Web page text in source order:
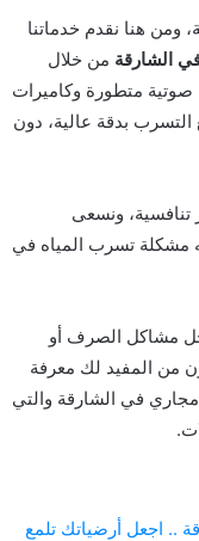
ومن هنا نقدم خدماتنا
الشارقة من خلال
متطورة وكاميرات
التسرب بدقة عالية، دون
ونسعى
مشكلة تسرب المياه في
مشاكل الصرف أو
من المفيد لك معرفة
في الشارقة والتي
.. اجعل أرضياتك تلمع